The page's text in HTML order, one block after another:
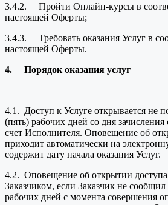
3.4.2. Пройти Онлайн-курсы в
настоящей Оферты;
3.4.3. Требовать оказания Услуг в
настоящей Оферты.
4. Порядок оказания услуг
4.1. Доступ к Услуге открывается не
(пять) рабочих дней со дня
счет Исполнителя. Оповещение об
приходит автоматически на
содержит дату начала оказания Услуг.
4.2. Оповещение об открытии
Заказчиком, если Заказчик не
рабочих дней с момента совершения